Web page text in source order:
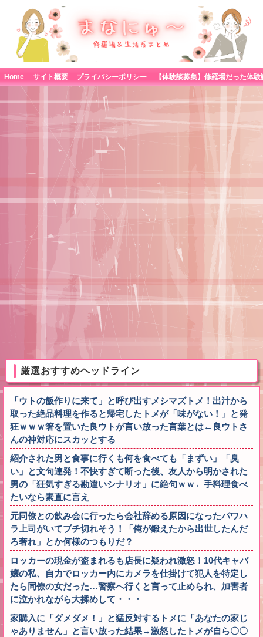
Home サイト概要 プライバシーポリシー
厳選おすすめヘッドライン
「ウトの飯作りに来て」と呼び出すメシマズトメ！出汁から
取った絶品料理を作ると帰宅したトメが「味がない！」と発
狂ｗｗｗ箸を置いた良ウトが言い放った言葉とは←良ウトさ
んの神対応にスカッとする
紹介された男と食事に行くも何を食べても「まずい」「臭
い」と文句連発！不快すぎて断った後、友人から明かされた
男の「狂気すぎる勘違いシナリオ」に絶句ｗｗ←手料理食べ
たいなら素直に言え
元同僚との飲み会に行ったら会社辞める原因になったパワハ
ラ上司がいてブチ切れそう！「俺が鍛えたから出世したんだ
ろ奢れ」とか何様のつもりだ？
ロッカーの現金が盗まれるも店長に疑われ激怒！10代キャバ
嬢の私、自力でロッカー内にカメラを仕掛けて犯人を特定し
たら同僚の女だった…警察へ行くと言って止められ、加害者
に泣かれながら大揉めして・・・
家購入に「ダメダメ！」と猛反対するトメに「あなたの家じ
ゃありません」と言い放った結果→激怒したトメが自ら〇〇